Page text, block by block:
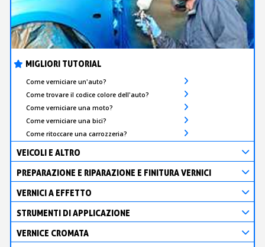
MIGLIORI TUTORIAL
Come verniciare un'auto?
Come trovare il codice colore dell'auto?
Come verniciare una moto?
Come verniciare una bici?
Come ritoccare una carrozzeria?
VEICOLI E ALTRO
PREPARAZIONE E RIPARAZIONE E FINITURA VERNICI
VERNICI A EFFETTO
STRUMENTI DI APPLICAZIONE
VERNICE CROMATA